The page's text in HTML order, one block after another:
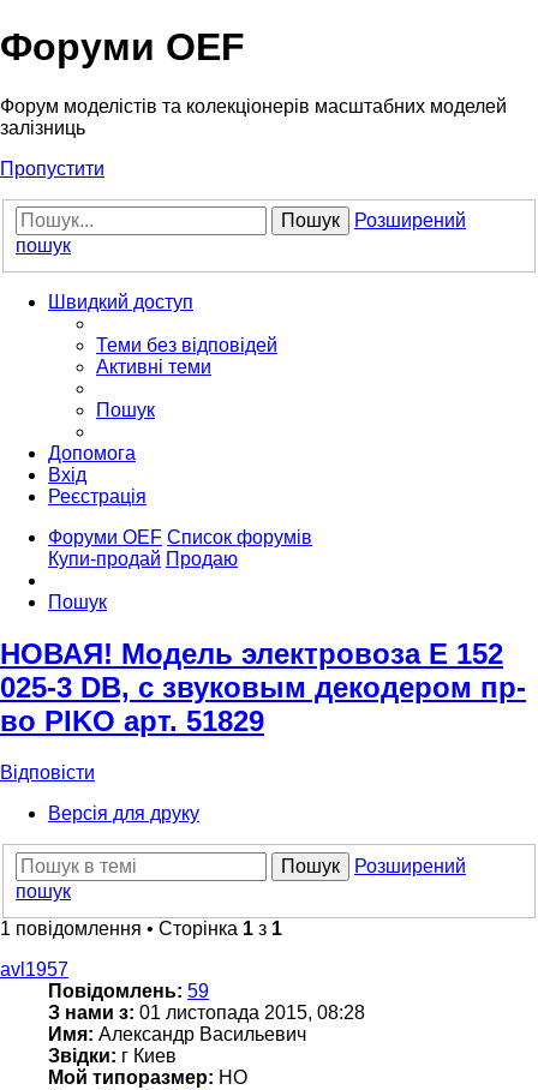
Форуми OEF
Форум моделістів та колекціонерів масштабних моделей
залізниць
Пропустити
Пошук
Розширений
пошук
Швидкий доступ
Теми без відповідей
Активні теми
Пошук
Допомога
Вхід
Реєстрація
Форуми OEF Список форумів
Купи-продай Продаю
Пошук
НОВАЯ! Модель электровоза Е 152
025-3 DB, с звуковым декодером пр-
во PIKO арт. 51829
Відповісти
Версія для друку
Пошук
Розширений
пошук
1 повідомлення • Сторінка 1 з 1
avl1957
Повідомлень: 59
З нами з: 01 листопада 2015, 08:28
Имя: Александр Васильевич
Звідки: г Киев
Мой типоразмер: НО